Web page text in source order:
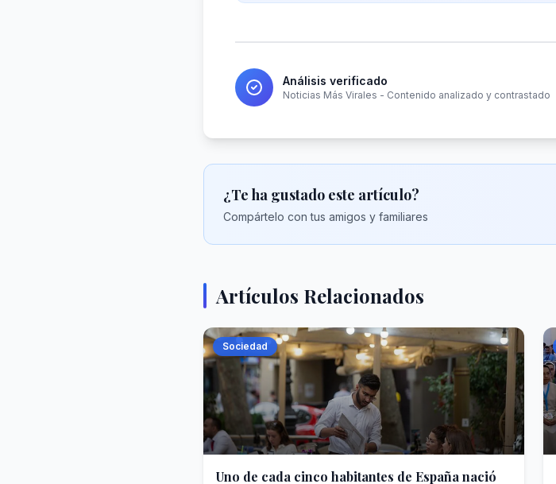
Análisis verificado
Noticias Más Virales - Contenido analizado y contrastado
¿Te ha gustado este artículo?
Compártelo con tus amigos y familiares
Artículos Relacionados
Sociedad
Uno de cada cinco habitantes de España nació